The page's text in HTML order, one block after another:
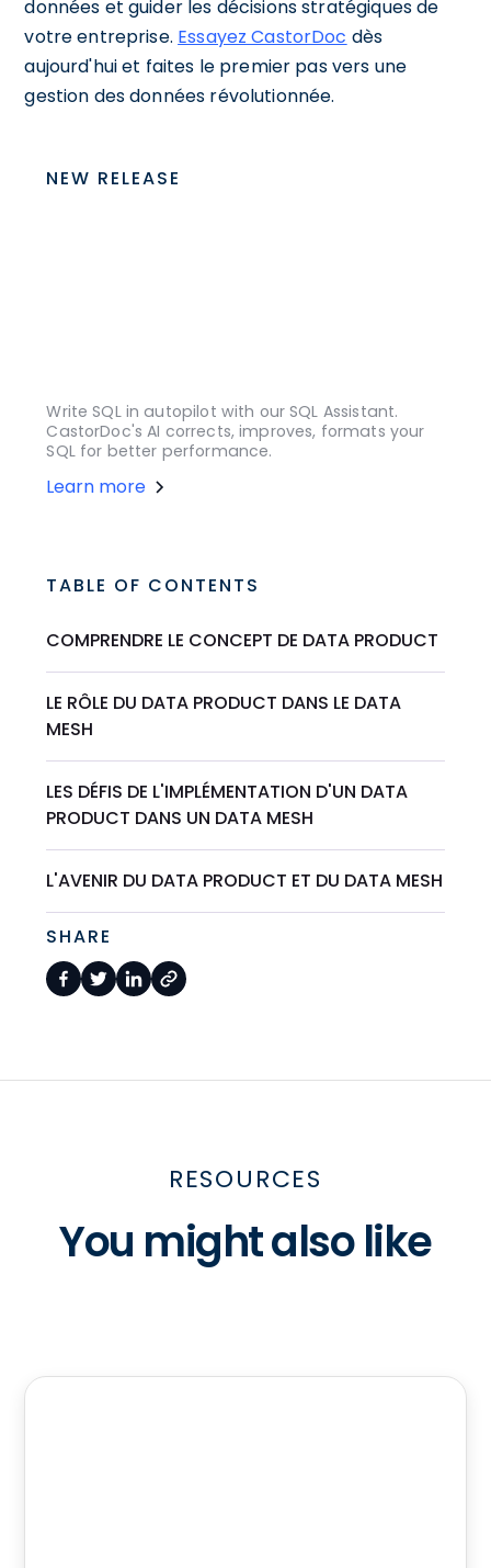
données et guider les décisions stratégiques de
votre entreprise. Essayez CastorDoc dès
aujourd'hui et faites le premier pas vers une
gestion des données révolutionnée.
NEW RELEASE
Write SQL in autopilot with our SQL Assistant.
CastorDoc's AI corrects, improves, formats your
SQL for better performance.
Learn more
TABLE OF CONTENTS
COMPRENDRE LE CONCEPT DE DATA PRODUCT
LE RÔLE DU DATA PRODUCT DANS LE DATA
MESH
LES DÉFIS DE L'IMPLÉMENTATION D'UN DATA
PRODUCT DANS UN DATA MESH
L'AVENIR DU DATA PRODUCT ET DU DATA MESH
SHARE
RESOURCES
You might also like